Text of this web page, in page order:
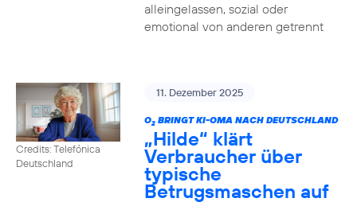
alleingelassen, sozial oder
emotional von anderen getrennt
Credits: Telefónica
Deutschland
11. Dezember 2025
O2BRINGT KI-OMA NACH DEUTSCHLAND
„Hilde“ klärt
Verbraucher über
typische
Betrugsmaschen auf